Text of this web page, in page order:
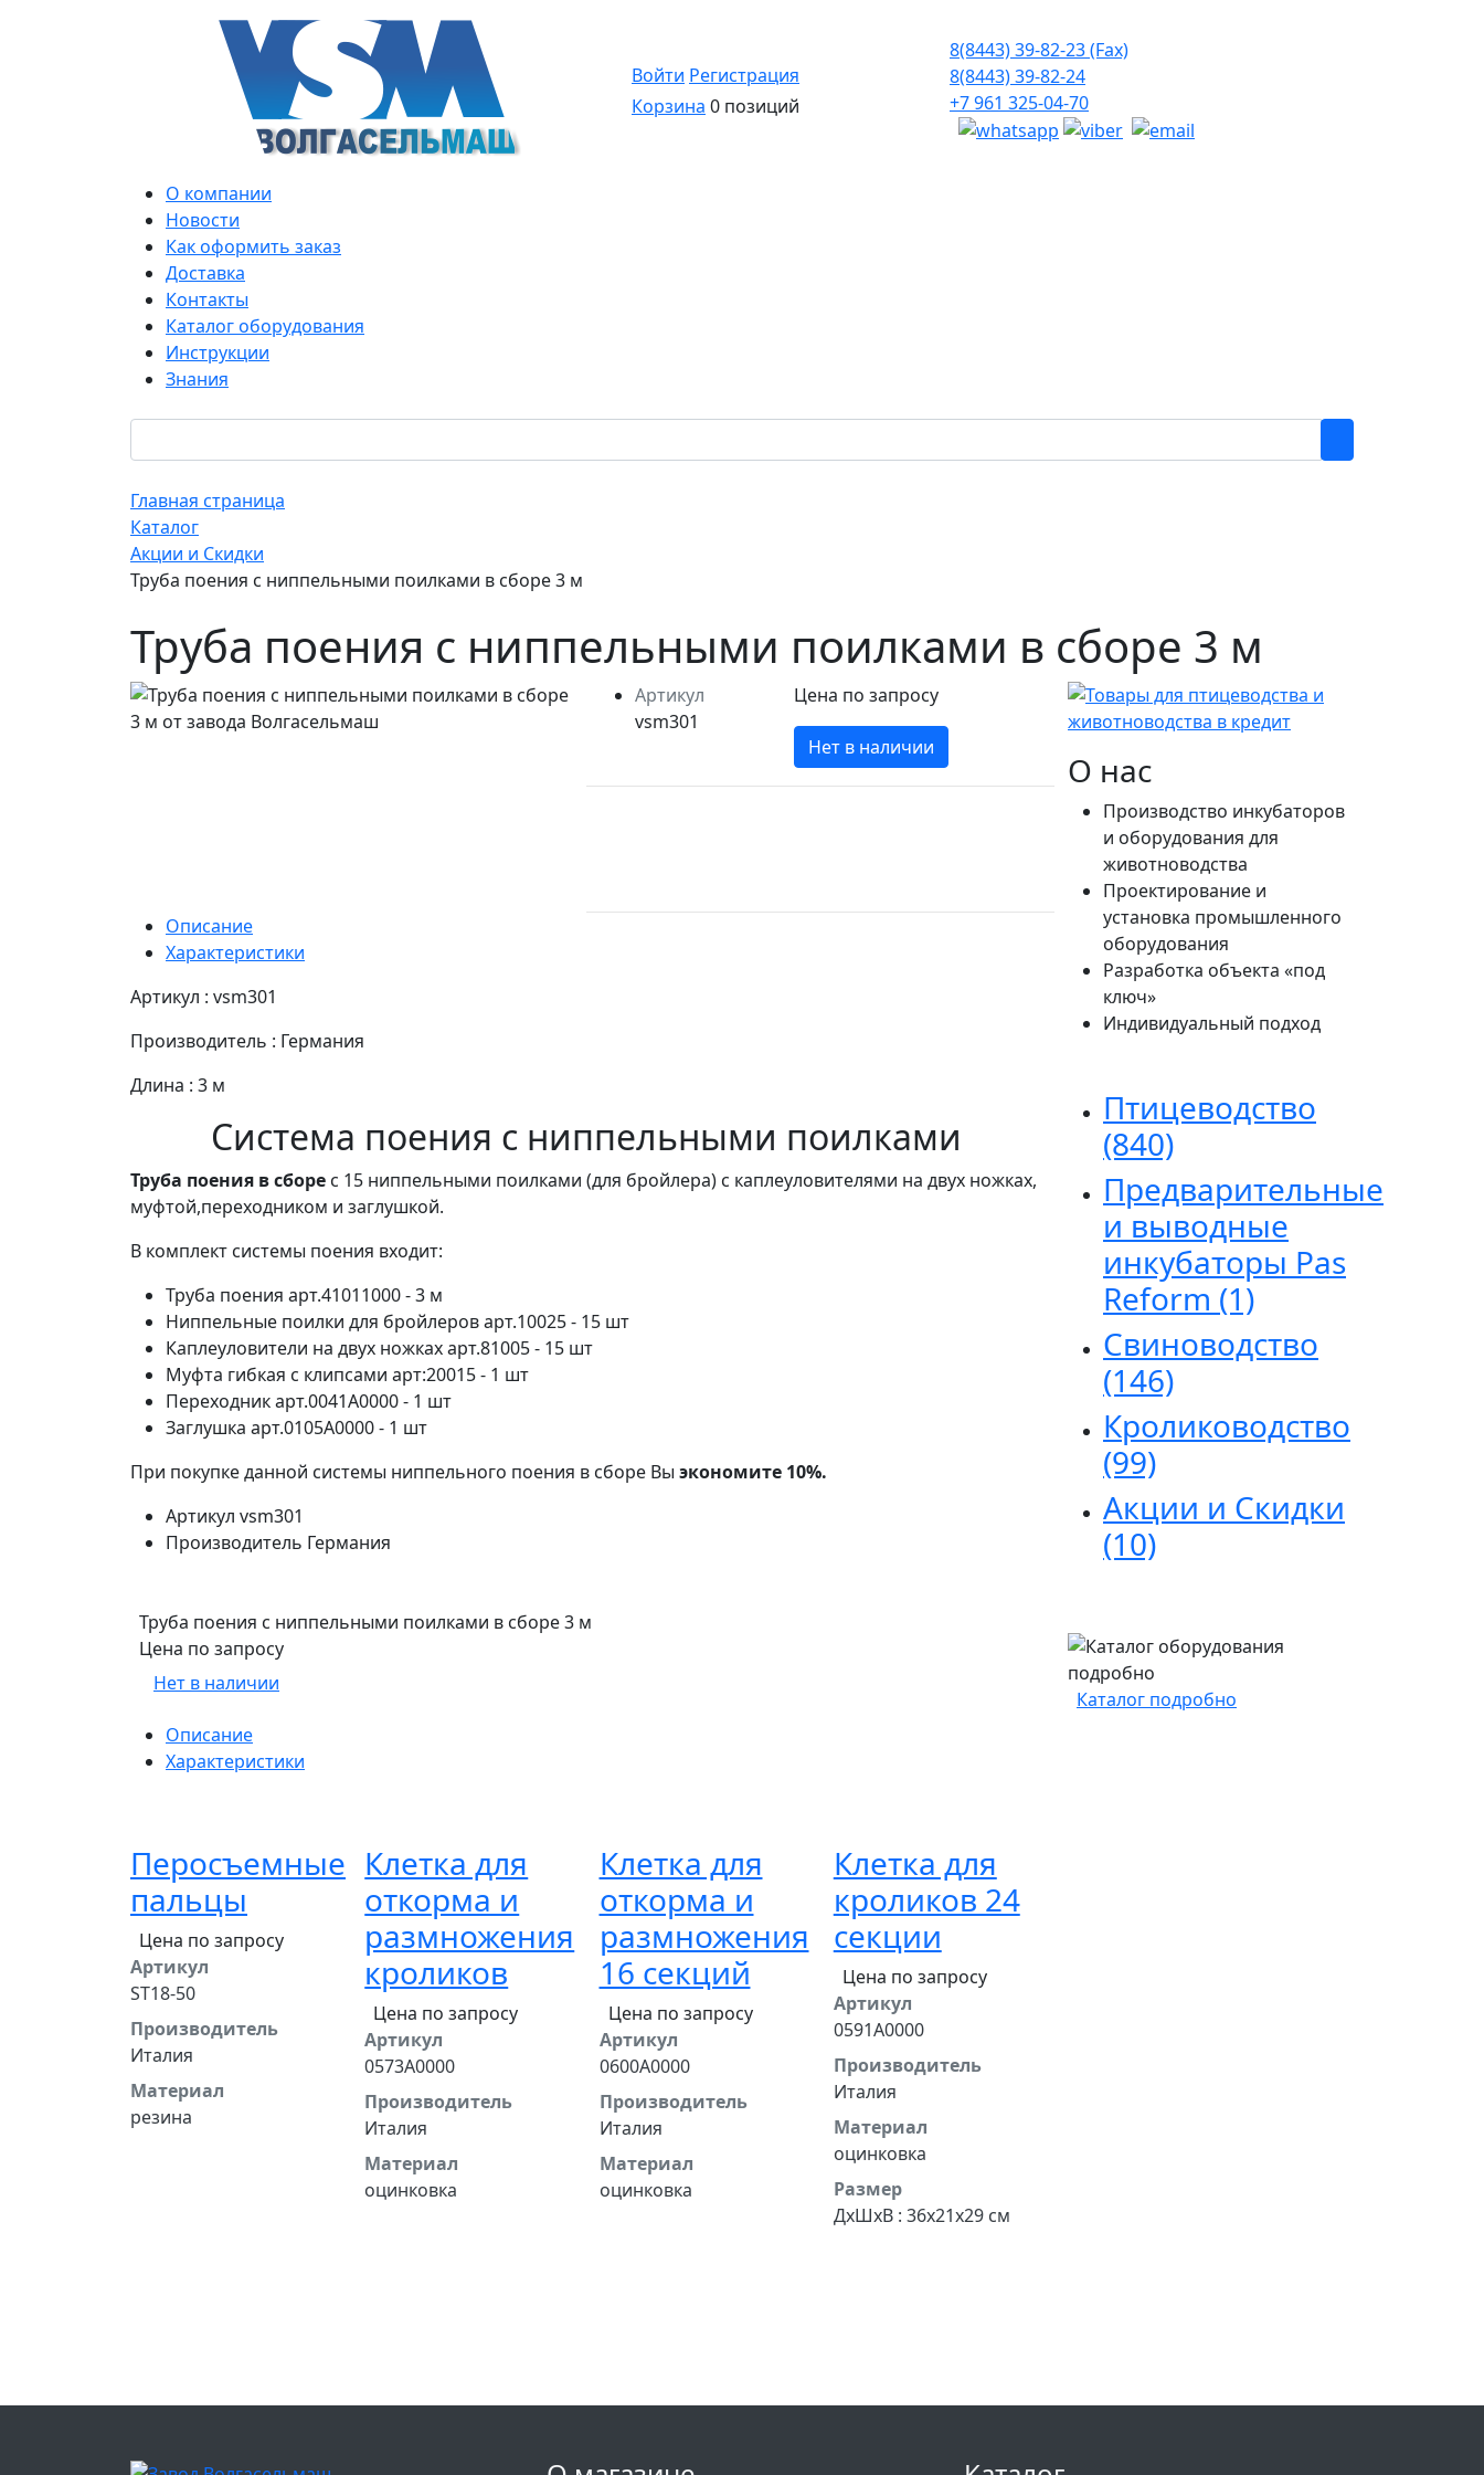
Войти Регистрация
Корзина 0 позиций
8(8443) 39-82-23 (Fax)
8(8443) 39-82-24
+7 961 325-04-70
О компании
Новости
Как оформить заказ
Доставка
Контакты
Каталог оборудования
Инструкции
Знания
Главная страница
Каталог
Акции и Скидки
Труба поения с ниппельными поилками в сборе 3 м
Труба поения с ниппельными поилками в сборе 3 м
Артикул
vsm301
Цена по запросу
Нет в наличии
Описание
Характеристики
Артикул : vsm301
Производитель : Германия
Длина : 3 м
Система поения с ниппельными поилками
Труба поения в сборе с 15 ниппельными поилками (для бройлера) с каплеуловителями на двух ножках,
муфтой,переходником и заглушкой.
В комплект системы поения входит:
Труба поения арт.41011000 - 3 м
Ниппельные поилки для бройлеров арт.10025 - 15 шт
Каплеуловители на двух ножках арт.81005 - 15 шт
Муфта гибкая с клипсами арт:20015 - 1 шт
Переходник арт.0041A0000 - 1 шт
Заглушка арт.0105A0000 - 1 шт
При покупке данной системы ниппельного поения в сборе Вы экономите 10%.
Артикул vsm301
Производитель Германия
Труба поения с ниппельными поилками в сборе 3 м
Цена по запросу
Нет в наличии
Описание
Характеристики
Перосъемные
пальцы
Цена по запросу
Артикул
ST18-50
Производитель
Италия
Материал
резина
Клетка для
откорма и
размножения
кроликов
Цена по запросу
Артикул
0573A0000
Производитель
Италия
Материал
оцинковка
Клетка для
откорма и
размножения
16 секций
Цена по запросу
Артикул
0600А0000
Производитель
Италия
Материал
оцинковка
Клетка для
кроликов 24
секции
Цена по запросу
Артикул
0591A0000
Производитель
Италия
Материал
оцинковка
Размер
ДхШхВ : 36x21x29 см
О нас
Производство инкубаторов
и оборудования для
животноводства
Проектирование и
установка промышленного
оборудования
Разработка объекта «под
ключ»
Индивидуальный подход
Птицеводство
(840)
Предварительные
и выводные
инкубаторы Pas
Reform (1)
Свиноводство
(146)
Кролиководство
(99)
Акции и Скидки
(10)
Каталог подробно